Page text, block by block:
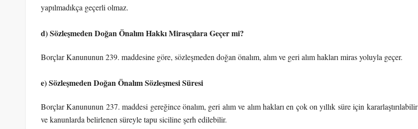
yapılmadıkça geçerli olmaz.
d) Sözleşmeden Doğan Önalım Hakkı Mirasçılara Geçer mi?
Borçlar Kanununun 239. maddesine göre, sözleşmeden doğan önalım, alım ve geri alım hakları miras yoluyla geçer.
e) Sözleşmeden Doğan Önalım Sözleşmesi Süresi
Borçlar Kanununun 237. maddesi gereğince önalım, geri alım ve alım hakları en çok on yıllık süre için kararlaştırılabilir
ve kanunlarda belirlenen süreyle tapu siciline şerh edilebilir.